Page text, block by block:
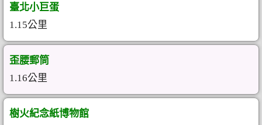
臺北小巨蛋
1.15公里
歪腰郵筒
1.16公里
樹火紀念紙博物館